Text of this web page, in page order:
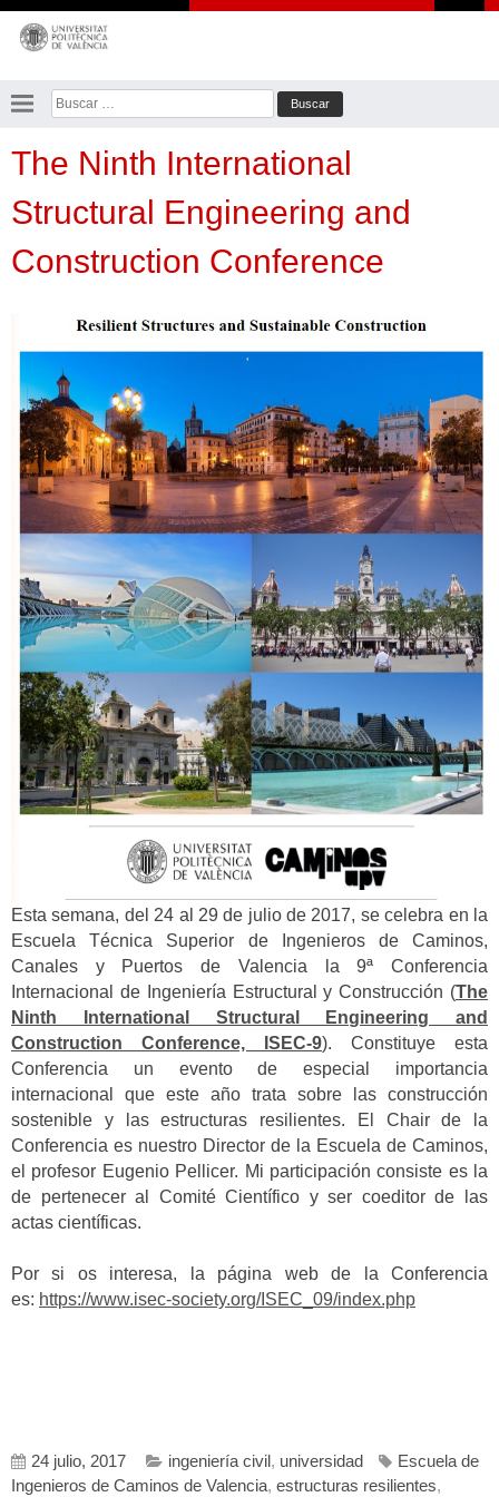
Saltar
contenido
Buscar:
The Ninth International
Structural Engineering and
Construction Conference
Esta semana, del 24 al 29 de julio de 2017, se celebra en la
Escuela Técnica Superior de Ingenieros de Caminos,
Canales y Puertos de Valencia la 9ª Conferencia
Internacional de Ingeniería Estructural y Construcción (The
Ninth International Structural Engineering and
Construction Conference, ISEC-9). Constituye esta
Conferencia un evento de especial importancia
internacional que este año trata sobre las construcción
sostenible y las estructuras resilientes. El Chair de la
Conferencia es nuestro Director de la Escuela de Caminos,
el profesor Eugenio Pellicer. Mi participación consiste es la
de pertenecer al Comité Científico y ser coeditor de las
actas científicas.
Por si os interesa, la página web de la Conferencia
es: https://www.isec-society.org/ISEC_09/index.php
24 julio, 2017 ingeniería civil , universidad
Escuela de
Ingenieros de Caminos de Valencia, estructuras resilientes,